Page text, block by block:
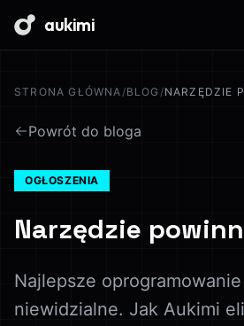
aukimi
STRONA GŁÓWNA /BLOG /NARZĘDZIE
Powrót do bloga
OGŁOSZENIA
Narzędzie
Najlepsze
niewidzialne. Jak Aukimi